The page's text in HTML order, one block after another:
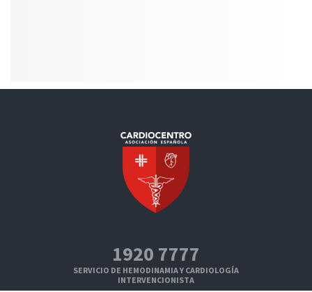
1920 7777
SERVICIO DE HEMODINAMIA Y CARDIOLOGÍA
INTERVENCIONISTA